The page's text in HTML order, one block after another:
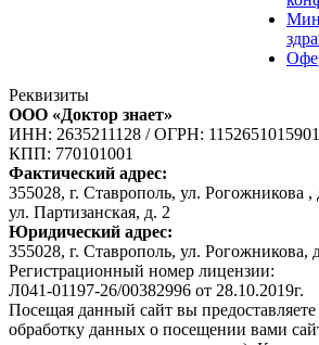
Реквизиты
ООО «Доктор знает»
ИНН: 2635211128 /ОГРН: 1152651015901
КПП: 770101001
Фактический адрес:
355028, г. Ставрополь, ул. Рогожникова ,
ул. Партизанская, д. 2
Юридический адрес:
355028, г. Ставрополь, ул. Рогожникова,
Регистрационный номер лицензии:
Л041-01197-26/00382996 от 28.10.2019г.
Посещая данный сайт вы предоставляете
обработку данных о посещении вами